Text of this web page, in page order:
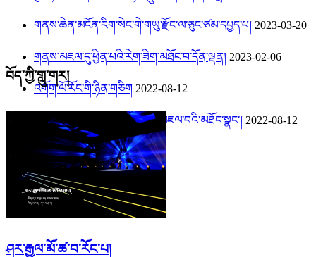
གནས་ཆེན་མངོན་རིག་སེང་གེ་གཡུ་རྫོང་ལ་ཅུང་ཙམ་དཔྱད་པ། 2023-03-20
གནས་མཇལ་དུ་ཕྱིན་པའི་རེག་ཟིག་མཐོང་བ་དོན་ལྡན། 2023-02-06
འགོག་ལོ་རོང་གི་ཉིན་གཅིག 2022-08-12
ཇིང་གུར་རྒྱལ་པོའི་དྲན་གསོ་ཁང་ལ་མཇལ་བའི་མཐོང་སྣང་། 2022-08-12
བོད་ཀྱི་གླུ་གར།
ཤར་རྒྱལ་མོ་ཚ་བ་རོང་པ།